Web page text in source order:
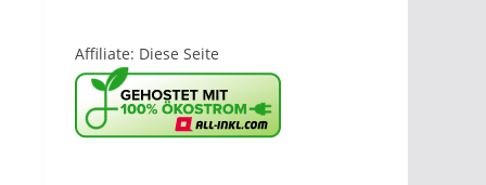
Affiliate: Diese Seite